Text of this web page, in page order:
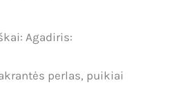
Agadiris:
perlas, puikiai